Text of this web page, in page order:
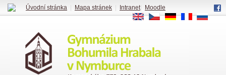
Úvodní stránka Mapa stránek Intranet|
Moodle
EN
CS DE FR RU